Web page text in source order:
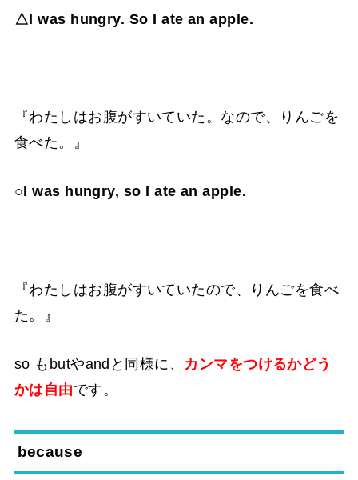
△I was hungry. So I ate an apple.
『わたしはお腹がすいていた。なので、りんごを
食べた。』
○I was hungry, so I ate an apple.
『わたしはお腹がすいていたので、りんごを食べ
た。』
so もbutやandと同様に、 カンマをつけるかどう
かは自由です。
because